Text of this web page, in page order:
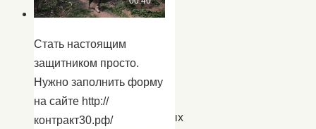
и
уберечь
себя
различных
Стать настоящим
защитником просто.
Нужно заполнить форму
на сайте http://
контракт30.рф/